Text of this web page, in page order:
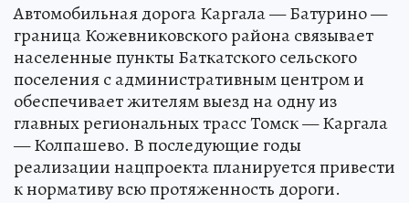
Автомобильная дорога Каргала — Батурино —
граница Кожевниковского района связывает
населенные пункты Баткатского сельского
поселения с административным центром и
обеспечивает жителям выезд на одну из
главных региональных трасс Томск — Каргала
— Колпашево. В последующие годы
реализации нацпроекта планируется привести
к нормативу всю протяженность дороги.